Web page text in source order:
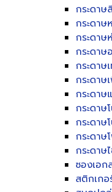
กระดาษ
กระดาษ
กระดา
กระดาษ
กระดาษ
กระดาษ
กระดา
กระดาษ
กระดาษ
กระดาษ
กระดาษ
ซองเอก
สติกเกอ